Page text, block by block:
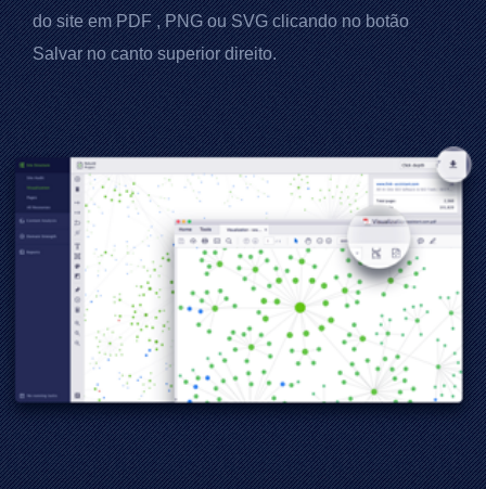
do site emPDF, PNG ou SVG clicando no botão
Salvar no canto superior direito.